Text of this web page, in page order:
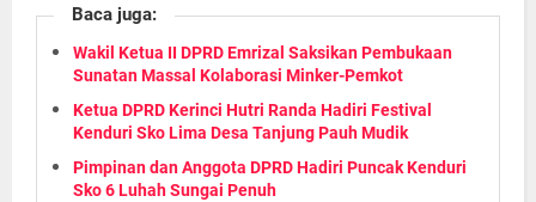
Baca juga:
Wakil Ketua II DPRD Emrizal Saksikan Pembukaan
Sunatan Massal Kolaborasi Minker-Pemkot
Ketua DPRD Kerinci Hutri Randa Hadiri Festival
Kenduri Sko Lima Desa Tanjung Pauh Mudik
Pimpinan dan Anggota DPRD Hadiri Puncak Kenduri
Sko 6 Luhah Sungai Penuh